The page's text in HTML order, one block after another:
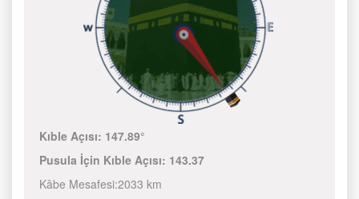
Kıble Açısı: 147.89°
Pusula İçin Kıble Açısı: 143.37
Kâbe Mesafesi:2033 km